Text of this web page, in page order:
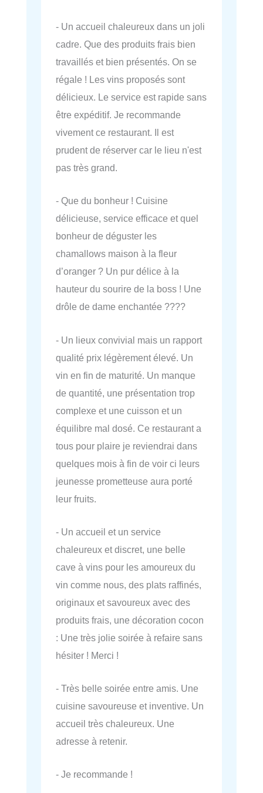
- Un accueil chaleureux dans un joli
cadre. Que des produits frais bien
travaillés et bien présentés. On se
régale ! Les vins proposés sont
délicieux. Le service est rapide sans
être expéditif. Je recommande
vivement ce restaurant. Il est
prudent de réserver car le lieu n'est
pas très grand.
- Que du bonheur ! Cuisine
délicieuse, service efficace et quel
bonheur de déguster les
chamallows maison à la fleur
d’oranger ? Un pur délice à la
hauteur du sourire de la boss ! Une
drôle de dame enchantée ????
- Un lieux convivial mais un rapport
qualité prix légèrement élevé. Un
vin en fin de maturité. Un manque
de quantité, une présentation trop
complexe et une cuisson et un
équilibre mal dosé. Ce restaurant a
tous pour plaire je reviendrai dans
quelques mois à fin de voir ci leurs
jeunesse prometteuse aura porté
leur fruits.
- Un accueil et un service
chaleureux et discret, une belle
cave à vins pour les amoureux du
vin comme nous, des plats raffinés,
originaux et savoureux avec des
produits frais, une décoration cocon
: Une très jolie soirée à refaire sans
hésiter ! Merci !
- Très belle soirée entre amis. Une
cuisine savoureuse et inventive. Un
accueil très chaleureux. Une
adresse à retenir.
- Je recommande !